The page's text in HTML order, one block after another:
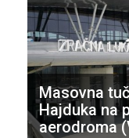
Masovna
Hajduka na
aerodroma